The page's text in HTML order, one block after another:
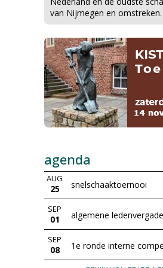
van Nijmegen en omstreken.
agenda
AUG
25 snelschaaktoernooi
SEP
01 algemene
SEP
08 1e ronde interne